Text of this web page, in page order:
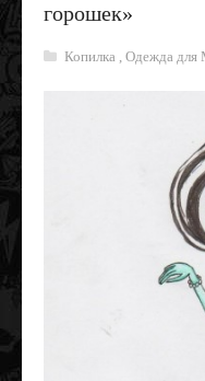
горошек»
Копилка , Одежда для